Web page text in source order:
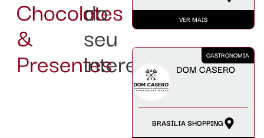
Chocolates
&
Presentes
do
seu
interesse:
VER MAIS
GASTRONOMIA
DOM CASERO
BRASÍLIA SHOPPING